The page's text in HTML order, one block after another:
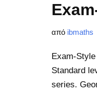
από ibmaths
Exam-
Standard
series.